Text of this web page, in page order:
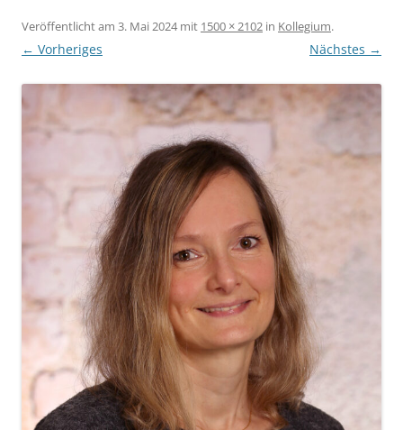
Veröffentlicht am 3. Mai 2024mit 1500 × 2102 in Kollegium.
← Vorheriges Nächstes →